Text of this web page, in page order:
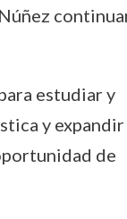
estudiar y
y expandir
de